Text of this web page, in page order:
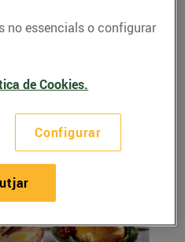
i tofu,
Per a la massa:
no essencials o configurar
de Cookies.
Configurar